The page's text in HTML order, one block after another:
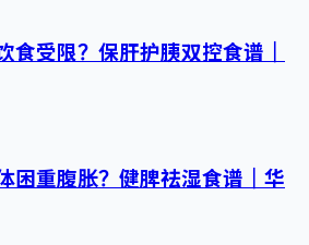
食受限？保肝护胰双控食谱｜
困重腹胀？健脾祛湿食谱｜华